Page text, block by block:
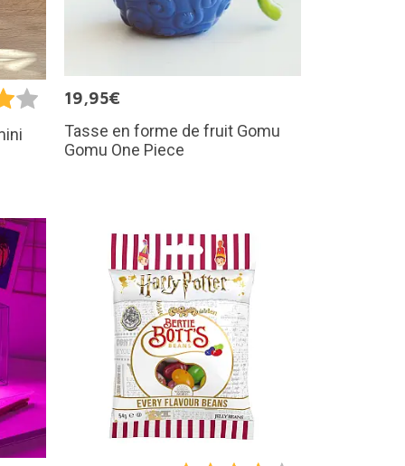
19,95€
Tasse en forme de fruit Gomu
Gomu One Piece